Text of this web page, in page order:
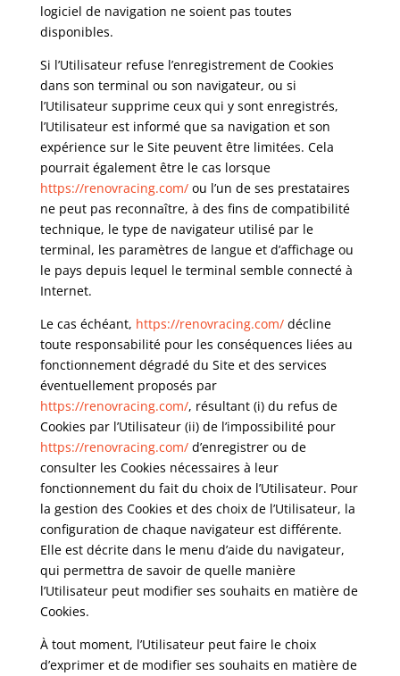
logiciel de navigation ne soient pas toutes
disponibles.
Si l’Utilisateur refuse l’enregistrement de Cookies
dans son terminal ou son navigateur, ou si
l’Utilisateur supprime ceux qui y sont enregistrés,
l’Utilisateur est informé que sa navigation et son
expérience sur le Site peuvent être limitées. Cela
pourrait également être le cas lorsque
https://renovracing.com/ou l’un de ses prestataires
ne peut pas reconnaître, à des fins de compatibilité
technique, le type de navigateur utilisé par le
terminal, les paramètres de langue et d’affichage ou
le pays depuis lequel le terminal semble connecté à
Internet.
Le cas échéant, https://renovracing.com/décline
toute responsabilité pour les conséquences liées au
fonctionnement dégradé du Site et des services
éventuellement proposés par
https://renovracing.com/, résultant (i) du refus de
Cookies par l’Utilisateur (ii) de l’impossibilité pour
https://renovracing.com/d’enregistrer ou de
consulter les Cookies nécessaires à leur
fonctionnement du fait du choix de l’Utilisateur. Pour
la gestion des Cookies et des choix de l’Utilisateur, la
configuration de chaque navigateur est différente.
Elle est décrite dans le menu d’aide du navigateur,
qui permettra de savoir de quelle manière
l’Utilisateur peut modifier ses souhaits en matière de
Cookies.
À tout moment, l’Utilisateur peut faire le choix
d’exprimer et de modifier ses souhaits en matière de